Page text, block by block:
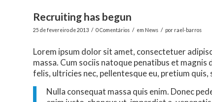
Recruiting has begun
25 de fevereiro de 2013 / 0 Comentários / em News / por rael-barros
Lorem ipsum dolor sit amet, consectetuer
massa. Cum sociis natoque penatibus et
felis, ultricies nec, pellentesque eu, pretium quis,
Nulla consequat massa quis enim. Donec